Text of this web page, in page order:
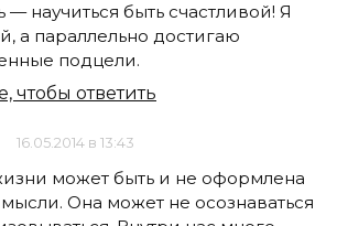
— научиться быть счастливой! Я
а параллельно достигаю
подцели.
чтобы ответить
16.05.2014 в 13:43
может быть и не оформлена
мысли. Она может не осознаваться